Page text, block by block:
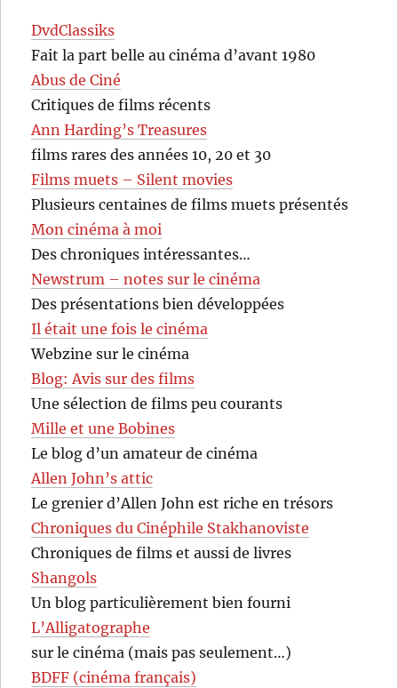
DvdClassiks
Fait la part belle au cinéma d’avant 1980
Abus de Ciné
Critiques de films récents
Ann Harding’s Treasures
films rares des années 10, 20 et 30
Films muets – Silent movies
Plusieurs centaines de films muets présentés
Mon cinéma à moi
Des chroniques intéressantes…
Newstrum – notes sur le cinéma
Des présentations bien développées
Il était une fois le cinéma
Webzine sur le cinéma
Blog: Avis sur des films
Une sélection de films peu courants
Mille et une Bobines
Le blog d’un amateur de cinéma
Allen John’s attic
Le grenier d’Allen John est riche en trésors
Chroniques du Cinéphile Stakhanoviste
Chroniques de films et aussi de livres
Shangols
Un blog particulièrement bien fourni
L’Alligatographe
sur le cinéma (mais pas seulement…)
BDFF (cinéma français)